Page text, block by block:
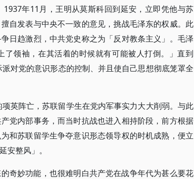
年11月，王明从莫斯科回到延安，立即凭他与苏
自发表与中央不一致的意见，挑战毛泽东的权威。此
日趋激烈，中共党史称之为「反对教条主义」。毛泽
领袖，在其活着的时候就有可能被人打倒。」直到
对党的意识形态的控制、并且使自己思想彻底笼罩全
英阵亡，苏联留学生在党内军事实力大大削弱。与此
党内部事务，而当时抗战也进入相持阶段，前方根据
和苏联留学生争夺意识形态领导权的时机成熟，便立
安整风」。
奇妙功能，也很难明白共产党在战争年代为甚么要花